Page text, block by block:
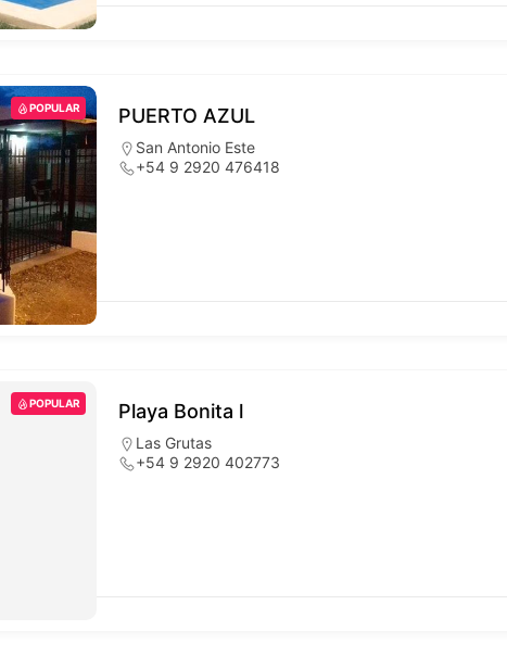
POPULAR PUERTO AZUL
San Antonio Este
+54 9 2920 476418
POPULAR Playa Bonita l
Las Grutas
+54 9 2920 402773